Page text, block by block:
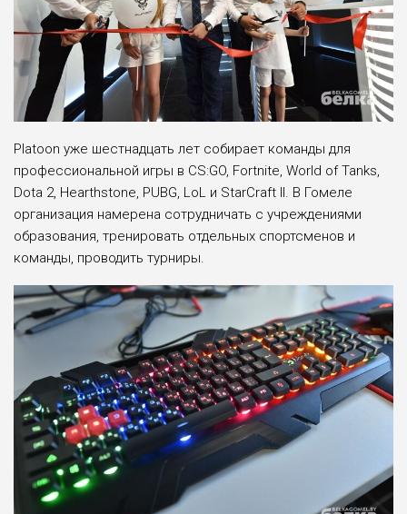
Platoon уже шестнадцать лет собирает команды для
профессиональной игры в CS:GO, Fortnite, World of Tanks,
Dota 2, Hearthstone, PUBG, LoL и StarCraft II. В Гомеле
организация намерена сотрудничать с учреждениями
образования, тренировать отдельных спортсменов и
команды, проводить турниры.